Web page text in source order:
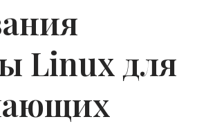
Linux для